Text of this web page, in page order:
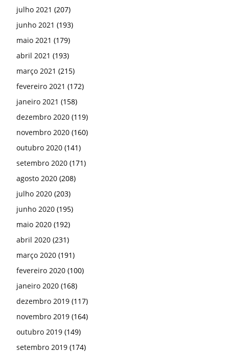
julho 2021 (207)
junho 2021 (193)
maio 2021 (179)
abril 2021 (193)
março 2021 (215)
fevereiro 2021 (172)
janeiro 2021 (158)
dezembro 2020 (119)
novembro 2020 (160)
outubro 2020 (141)
setembro 2020 (171)
agosto 2020 (208)
julho 2020 (203)
junho 2020 (195)
maio 2020 (192)
abril 2020 (231)
março 2020 (191)
fevereiro 2020 (100)
janeiro 2020 (168)
dezembro 2019 (117)
novembro 2019 (164)
outubro 2019 (149)
setembro 2019 (174)